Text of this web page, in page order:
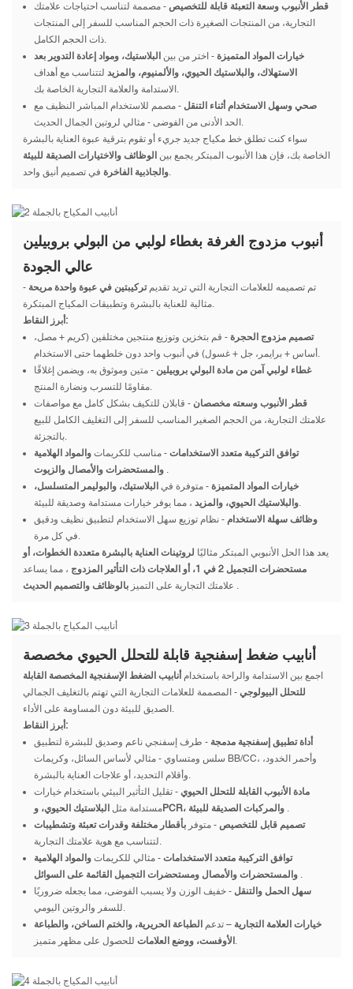
قطر الأنبوب وسعة التعبئة قابلة للتخصيص- مصممة لتناسب احتياجات علامتك
التجارية، من المنتجات الصغيرة ذات الحجم المناسب للسفر إلى المنتجات
ذات الحجم الكامل.
خيارات المواد المتميزة- اختر من بين البلاستيك، ومواد إعادة التدوير بعد
الاستهلاك، والبلاستيك الحيوي، والألمنيوم، والمزيدلتتناسب مع أهداف
الاستدامة والعلامة التجارية الخاصة بك.
صحي وسهل الاستخدام أثناء التنقل - مصمم للاستخدام المباشر النظيف مع
الحد الأدنى من الفوضى - مثالي لروتين الجمال الحديث.
سواء كنت تطلق خط مكياج جديد جريء أو تقوم بترقية عبوة العناية بالبشرة
الخاصة بك، فإن هذا الأنبوب المبتكر يجمع بين الوظائف والاختيارات الصديقة للبيئة
والجاذبية الفاخرةفي تصميم أنيق واحد.
أنبوب مزدوج الغرفة بغطاء لولبي من البولي بروبيلين
عالي الجودة
تم تصميمه للعلامات التجارية التي تريد تقديمتركيبتين في عبوة واحدة مريحة -
مثالية للعناية بالبشرة وتطبيقات المكياج المبتكرة.
أبرز النقاط:
تصميم مزدوج الحجرة- قم بتخزين وتوزيع منتجين مختلفين (كريم + مصل،
أساس + برايمر، جل + غسول) في أنبوب واحد دون خلطهما حتى الاستخدام.
غطاء لولبي آمن من مادة البولي بروبيلين - متين وموثوق به، ويضمن إغلاقًا
مقاومًا للتسرب ونضارة المنتج.
قطر الأنبوب وسعته مخصصان - قابلان للتكيف بشكل كامل مع مواصفات
علامتك التجارية، من الحجم الصغير المناسب للسفر إلى التغليف الكامل للبيع
بالتجزئة.
توافق التركيبة متعدد الاستخدامات- مناسب للكريمات والمواد الهلامية
والمستحضرات والأمصال والزيوت .
خيارات المواد المتميزة- متوفرة في البلاستيك، والبوليمر المتسلسل،
والبلاستيك الحيوي، والمزيد، مما يوفر خيارات مستدامة وصديقة للبيئة.
وظائف سهلة الاستخدام - نظام توزيع سهل الاستخدام لتطبيق نظيف ودقيق
في كل مرة.
يعد هذا الحل الأنبوبي المبتكر مثاليًا لروتينات العناية بالبشرة متعددة الخطوات، أو
مستحضرات التجميل 2 في 1، أو العلاجات ذات التأثير المزدوج
، مما يساعد
علامتك التجارية على التميز بالوظائف والتصميم الحديث .
أنابيب ضغط إسفنجية قابلة للتحلل الحيوي مخصصة
اجمع بين الاستدامة والراحة باستخدام أنابيب الضغط الإسفنجية المخصصة القابلة
للتحلل البيولوجي - المصممة للعلامات التجارية التي تهتم بالتغليف الجمالي
الصديق للبيئة دون المساومة على الأداء.
أبرز النقاط:
أداة تطبيق إسفنجية مدمجة - طرف إسفنجي ناعم وصديق للبشرة لتطبيق
سلس ومتساوي - مثالي لأساس السائل، وكريمات BB/CC، وأحمر الخدود،
وأقلام التحديد، أو علاجات العناية بالبشرة.
مادة الأنبوب القابلة للتحلل الحيوي- تقليل التأثير البيئي باستخدام خيارات
مستدامة مثل
البلاستيك الحيوي، وPCR، والمركبات الصديقة للبيئة .
تصميم قابل للتخصيص- متوفر بأقطار مختلفة وقدرات تعبئة وتشطيبات
لتتناسب مع هوية علامتك التجارية.
توافق التركيبة متعدد الاستخدامات- مثالي للكريمات والمواد الهلامية
والمستحضرات والأمصال ومستحضرات التجميل القائمة على السوائل .
سهل الحمل والتنقل - خفيف الوزن ولا يسبب الفوضى، مما يجعله ضروريًا
للسفر والروتين اليومي.
خيارات العلامة التجارية – تدعم الطباعة الحريرية، والختم الساخن، والطباعة
الأوفست، ووضع العلامات للحصول على مظهر متميز.